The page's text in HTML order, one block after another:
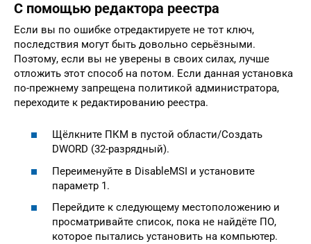
С помощью редактора реестра
Если вы по ошибке отредактируете не тот ключ,
последствия могут быть довольно серьёзными.
Поэтому, если вы не уверены в своих силах, лучше
отложить этот способ на потом. Если данная установка
по-прежнему запрещена политикой администратора,
переходите к редактированию реестра.
Щёлкните ПКМ в пустой области/Создать
DWORD (32-разрядный).
Переименуйте в DisableMSI и установите
параметр 1.
Перейдите к следующему местоположению и
просматривайте список, пока не найдёте ПО,
которое пытались установить на компьютер.